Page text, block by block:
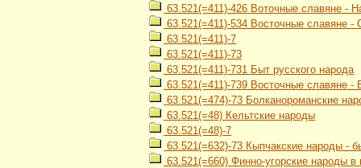
63.521(=411)-426 Воточные славяне -
63.521(=411)-534 Восточные славяне
63.521(=411)-7
63.521(=411)-73
63.521(=411)-731 Быт русского народа
63.521(=411)-739 Восточные славяне
63.521(=474)-73 Болканороманские
63.521(=48) Кельтские народы
63.521(=48)-7
63.521(=632)-73 Кыпчакские народы -
63.521(=660) Финно-угорские народы в